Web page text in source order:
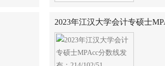
2023年江汉大学会计专硕士